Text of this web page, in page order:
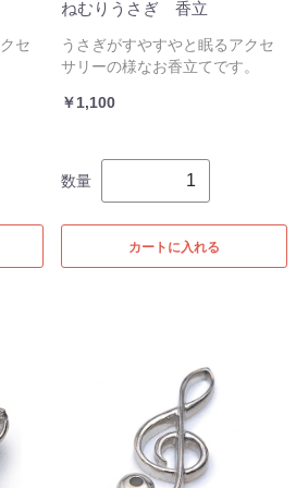
セ
ねむりうさぎ 香立
うさぎがすやすやと眠るアクセ
サリーの様なお香立てです。
￥1,100
数量
カートに入れる